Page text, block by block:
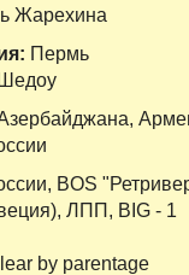
Жарехина
Пермь
BOS
ЛПП, BIG - 1
by parentage